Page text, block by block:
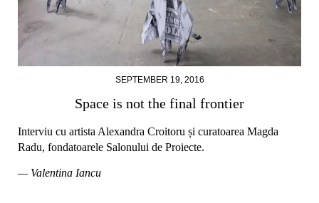
SEPTEMBER 19, 2016
Space is not the final frontier
Interviu cu artista Alexandra Croitoru și curatoarea Magda
Radu, fondatoarele Salonului de Proiecte.
— Valentina Iancu